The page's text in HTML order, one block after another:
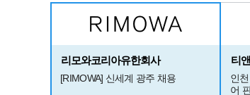
리모와코리아유한회사
[RIMOWA] 신세계 광주 채용
티
인
어